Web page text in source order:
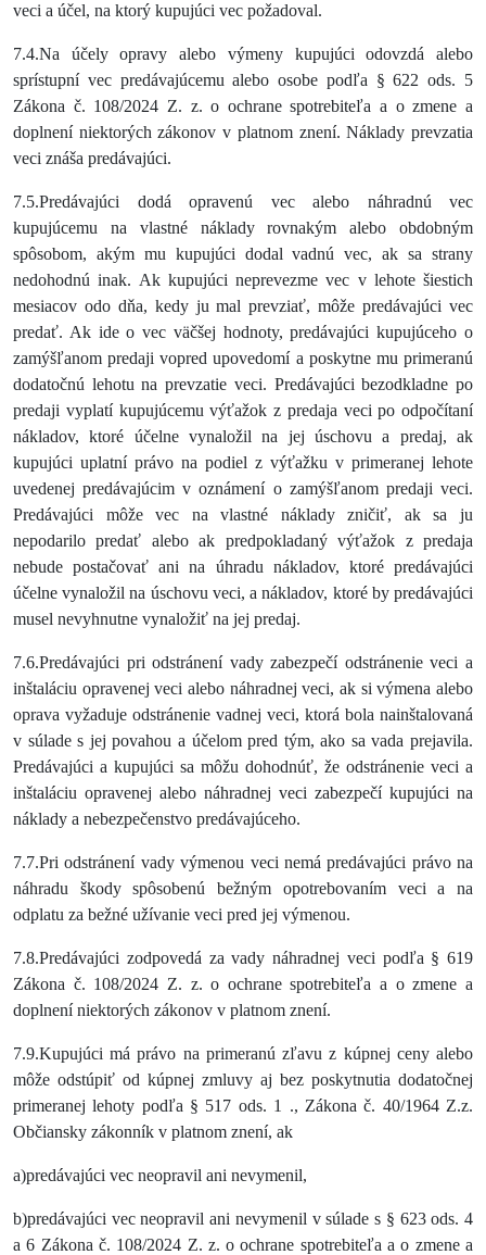
veci a účel, na ktorý kupujúci vec požadoval.
7.4.Na účely opravy alebo výmeny kupujúci odovzdá alebo
sprístupní vec predávajúcemu alebo osobe podľa § 622 ods. 5
Zákona č. 108/2024 Z. z. o ochrane spotrebiteľa a o zmene a
doplnení niektorých zákonov v platnom znení. Náklady prevzatia
veci znáša predávajúci.
7.5.Predávajúci dodá opravenú vec alebo náhradnú vec
kupujúcemu na vlastné náklady rovnakým alebo obdobným
spôsobom, akým mu kupujúci dodal vadnú vec, ak sa strany
nedohodnú inak. Ak kupujúci neprevezme vec v lehote šiestich
mesiacov odo dňa, kedy ju mal prevziať, môže predávajúci vec
predať. Ak ide o vec väčšej hodnoty, predávajúci kupujúceho o
zamýšľanom predaji vopred upovedomí a poskytne mu primeranú
dodatočnú lehotu na prevzatie veci. Predávajúci bezodkladne po
predaji vyplatí kupujúcemu výťažok z predaja veci po odpočítaní
nákladov, ktoré účelne vynaložil na jej úschovu a predaj, ak
kupujúci uplatní právo na podiel z výťažku v primeranej lehote
uvedenej predávajúcim v oznámení o zamýšľanom predaji veci.
Predávajúci môže vec na vlastné náklady zničiť, ak sa ju
nepodarilo predať alebo ak predpokladaný výťažok z predaja
nebude postačovať ani na úhradu nákladov, ktoré predávajúci
účelne vynaložil na úschovu veci, a nákladov, ktoré by predávajúci
musel nevyhnutne vynaložiť na jej predaj.
7.6.Predávajúci pri odstránení vady zabezpečí odstránenie veci a
inštaláciu opravenej veci alebo náhradnej veci, ak si výmena alebo
oprava vyžaduje odstránenie vadnej veci, ktorá bola nainštalovaná
v súlade s jej povahou a účelom pred tým, ako sa vada prejavila.
Predávajúci a kupujúci sa môžu dohodnúť, že odstránenie veci a
inštaláciu opravenej alebo náhradnej veci zabezpečí kupujúci na
náklady a nebezpečenstvo predávajúceho.
7.7.Pri odstránení vady výmenou veci nemá predávajúci právo na
náhradu škody spôsobenú bežným opotrebovaním veci a na
odplatu za bežné užívanie veci pred jej výmenou.
7.8.Predávajúci zodpovedá za vady náhradnej veci podľa § 619
Zákona č. 108/2024 Z. z. o ochrane spotrebiteľa a o zmene a
doplnení niektorých zákonov v platnom znení.
7.9.Kupujúci má právo na primeranú zľavu z kúpnej ceny alebo
môže odstúpiť od kúpnej zmluvy aj bez poskytnutia dodatočnej
primeranej lehoty podľa § 517 ods. 1 ., Zákona č. 40/1964 Z.z.
Občiansky zákonník v platnom znení, ak
a)predávajúci vec neopravil ani nevymenil,
b)predávajúci vec neopravil ani nevymenil v súlade s § 623 ods. 4
a 6 Zákona č. 108/2024 Z. z. o ochrane spotrebiteľa a o zmene a